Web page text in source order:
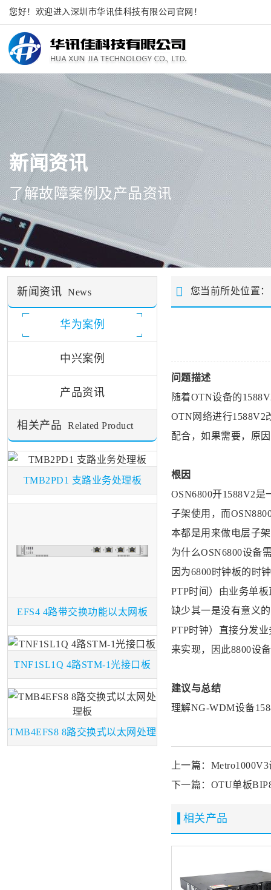
您好！欢迎进入深圳市华讯佳科技有限公司官网！
新闻资讯
了解故障案例及产品资讯
新闻资讯 News
华为案例
中兴案例
产品资讯
相关产品 Related Product
TMB2PD1 支路业务处理板
EFS4 4路带交换功能以太网板
TNF1SL1Q 4路STM-1光接口板
TMB4EFS8 8路交换式以太网处理
您当前所处位置
问题描述
随着OTN设备的
OTN网络进行1588V2
配合，如果需要，原
根因
OSN6800开1588V2
子架使用，而
本都是用来做电层子
为什么OSN6800设备
因为6800时钟板的时
PTP时间）由业务单
缺少其一是没有意义
PTP时钟）直接分发
来实现，因此8800设
建议与总结
理解NG-WDM设备
上一篇：
下一篇：OTU单板
相关产品